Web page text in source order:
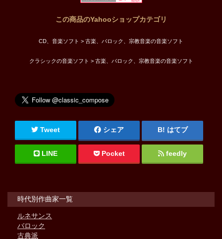
この商品のYahooショップカテゴリ
CD、音楽ソフト > 古楽、バロック、宗教音楽の音楽ソフト
クラシックの音楽ソフト > 古楽、バロック、宗教音楽の音楽ソフト
Tweet シェア はてブ
LINE Pocket feedly
時代別作曲家一覧
ルネサンス
バロック
古典派